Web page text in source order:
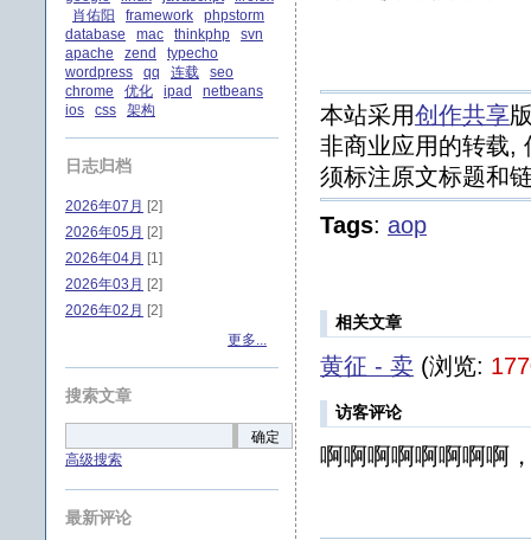
本站采用创作共享
非商业应用的转载,
须标注原文标题和
Tags: aop
相关文章
黄征 - 卖 (浏览:
访客评论
啊啊啊啊啊啊啊啊
肖佑阳
framework
phpstorm
database
mac thinkphp
svn
apache
zend
typecho
wordpress
qq 连载
seo
chrome
优化 ipad
netbeans
ios
css 架构
日志归档
2026年07月 [2]
2026年05月 [2]
2026年04月 [1]
2026年03月 [2]
2026年02月 [2]
更多...
搜索文章
确定
高级搜索
最新评论